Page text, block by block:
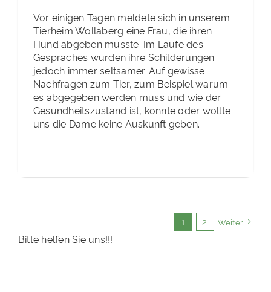
Vor einigen Tagen meldete sich in unserem
Tierheim Wollaberg eine Frau, die ihren
Hund abgeben musste. Im Laufe des
Gespräches wurden ihre Schilderungen
jedoch immer seltsamer. Auf gewisse
Nachfragen zum Tier, zum Beispiel warum
es abgegeben werden muss und wie der
Gesundheitszustand ist, konnte oder wollte
uns die Dame keine Auskunft geben.
1 2 Weiter
Bitte helfen Sie uns!!!